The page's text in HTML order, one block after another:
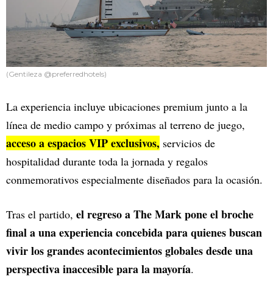
(Gentileza @preferredhotels)
La experiencia incluye ubicaciones premium junto a la
línea de medio campo y próximas al terreno de juego,
acceso a espacios VIP exclusivos, servicios de
hospitalidad durante toda la jornada y regalos
conmemorativos especialmente diseñados para la ocasión.
Tras el partido, el regreso a The Mark pone el broche
final a una experiencia concebida para quienes buscan
vivir los grandes acontecimientos globales desde una
perspectiva inaccesible para la mayoría.